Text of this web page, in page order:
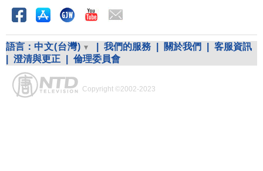
語言： 中文(台灣) 我們的服務 關於我們
客服資訊
澄清與更正 倫理委員會
Copyright ©2002-2023